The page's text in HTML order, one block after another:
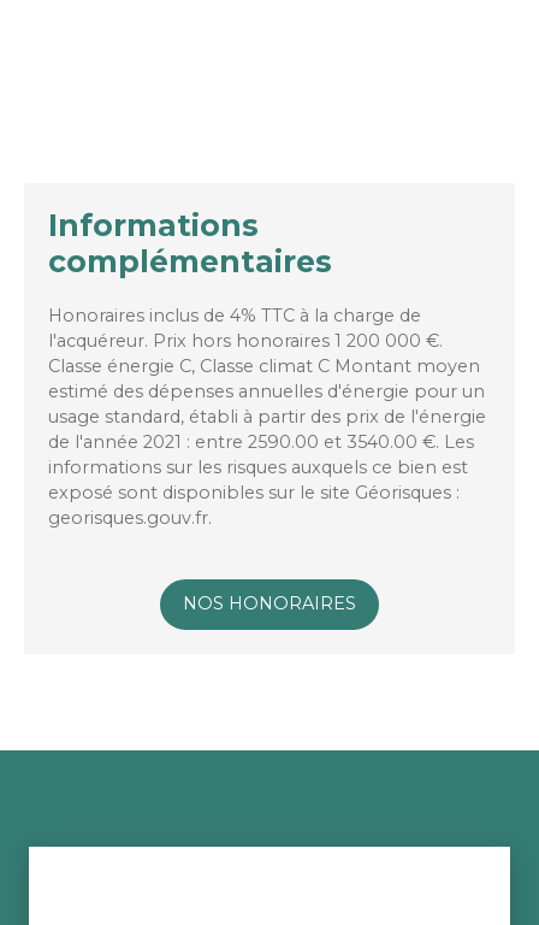
Informations
complémentaires
Honoraires inclus de 4% TTC à la charge de
l'acquéreur. Prix hors honoraires 1 200 000 €.
Classe énergie C, Classe climat C Montant moyen
estimé des dépenses annuelles d'énergie pour un
usage standard, établi à partir des prix de l'énergie
de l'année 2021 : entre 2590.00 et 3540.00 €. Les
informations sur les risques auxquels ce bien est
exposé sont disponibles sur le site Géorisques :
georisques.gouv.fr.
NOS HONORAIRES